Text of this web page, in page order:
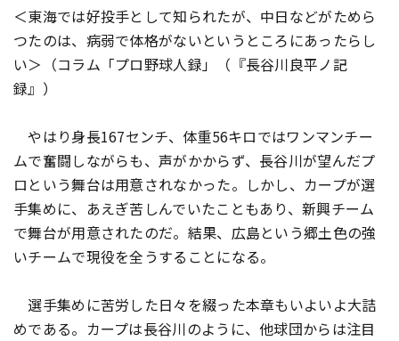
＜東海では好投手として知られたが、中日などがためら
つたのは、病弱で体格がないというところにあったらし
い＞（コラム「プロ野球人録」（『長谷川良平ノ記
録』）
やはり身長167センチ、体重56キロではワンマンチー
ムで奮闘しながらも、声がかからず、長谷川が望んだプ
ロという舞台は用意されなかった。しかし、カープが選
手集めに、あえぎ苦しんでいたこともあり、新興チーム
で舞台が用意されたのだ。結果、広島という郷土色の強
いチームで現役を全うすることになる。
選手集めに苦労した日々を綴った本章もいよいよ大詰
めである。カープは長谷川のように、他球団からは注目